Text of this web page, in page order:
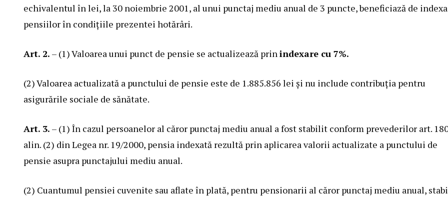
echivalentul în lei, la 30 noiembrie 2001, al unui punctaj mediu anual de 3 puncte, beneficiază de
pensiilor în condiţiile prezentei hotărâri.
Art. 2. – (1) Valoarea unui punct de pensie se actualizează prinindexare cu 7%.
(2) Valoarea actualizată a punctului de pensie este de 1.885.856 lei şi nu include contribuţia pentru
asigurările sociale de sănătate.
Art. 3. – (1) În cazul persoanelor al căror punctaj mediu anual a fost stabilit conform prevederilor art.
alin. (2) dinLegea nr. 19/2000, pensia indexată rezultă prin aplicarea valorii actualizate a punctului de
pensie asupra punctajului mediu anual.
(2) Cuantumul pensiei cuvenite sau aflate în plată, pentru pensionarii al căror punctaj mediu anual,